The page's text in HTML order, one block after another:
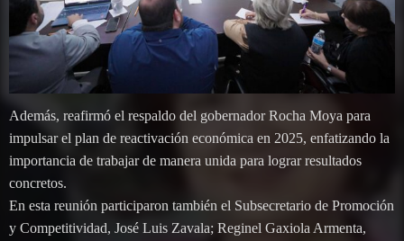
Además, reafirmó el respaldo del gobernador Rocha Moya para
impulsar el plan de reactivación económica en 2025, enfatizando la
importancia de trabajar de manera unida para lograr resultados
concretos.
En esta reunión participaron también el Subsecretario de Promoción
y Competitividad, José Luis Zavala; Reginel Gaxiola Armenta,